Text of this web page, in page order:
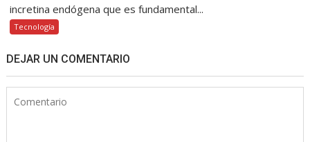
incretina endógena que es fundamental...
Tecnología
DEJAR UN COMENTARIO